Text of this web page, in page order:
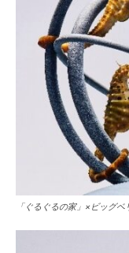
「ぐるぐるの家」×ビッグ